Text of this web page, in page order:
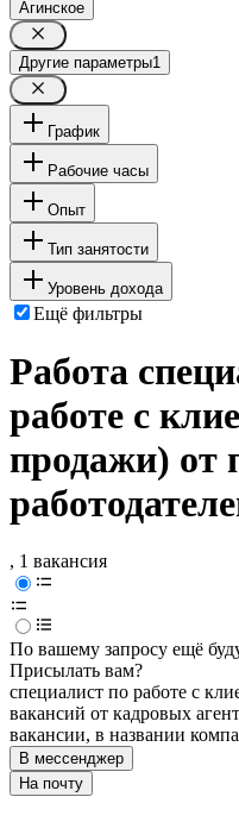
Агинское
Другие параметры1
График
Рабочие часы
Опыт
Тип занятости
Уровень дохода
Ещё фильтры
Работа
работе с
продажи) от
, 1 вакансия
По вашему запросу ещё
Присылать вам?
специалист по работе с
вакансий от кадровых
вакансии, в названии
В мессенджер
На почту